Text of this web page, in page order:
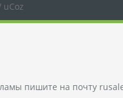
uCoz
пишите на почту